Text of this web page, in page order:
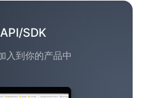
SDK
入到你的产品中